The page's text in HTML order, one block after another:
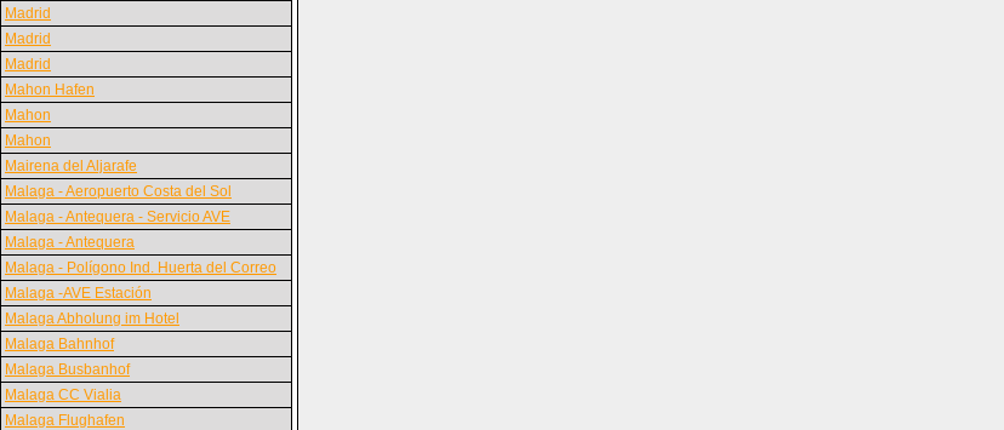
Madrid
Madrid
Madrid
Mahon Hafen
Mahon
Mahon
Mairena del Aljarafe
Malaga - Aeropuerto Costa del Sol
Malaga - Antequera - Servicio AVE
Malaga - Antequera
Malaga - Polígono Ind. Huerta del Correo
Malaga -AVE Estación
Malaga Abholung im Hotel
Malaga Bahnhof
Malaga Busbanhof
Malaga CC Vialia
Malaga Flughafen